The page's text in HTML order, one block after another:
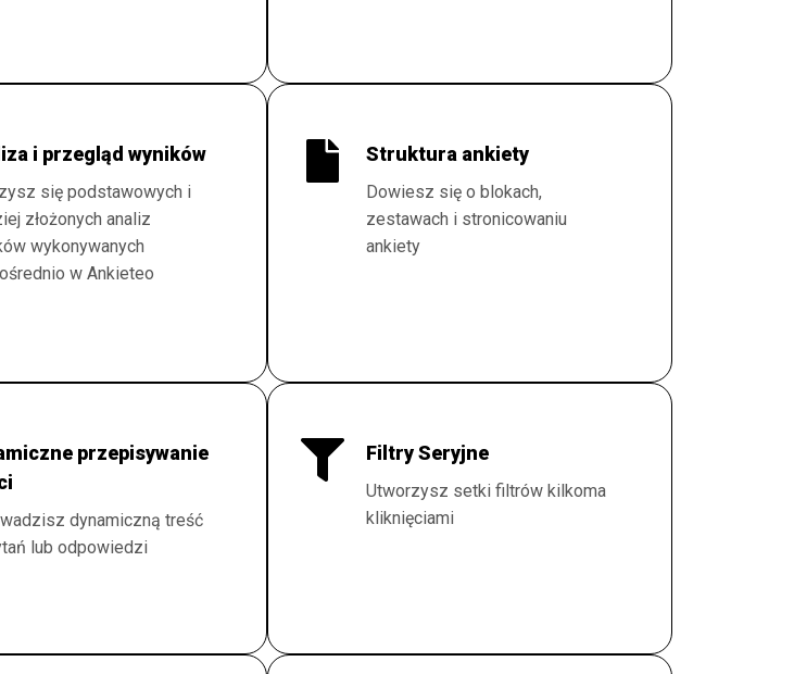
i przegląd wyników
się podstawowych i
złożonych analiz
wykonywanych
w Ankieteo
Struktura ankiety
Dowiesz się o blokach,
zestawach i stronicowaniu
ankiety
przepisywanie
dynamiczną treść
lub odpowiedzi
Filtry Seryjne
Utworzysz setki filtrów kilkoma
kliknięciami